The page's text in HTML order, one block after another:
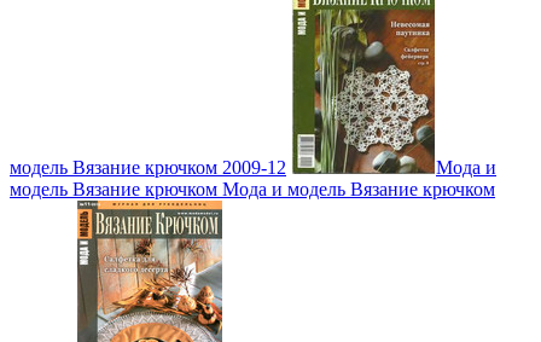
модель Вязание крючком 2009-12
Мода и
модель Вязание крючком Мода и модель Вязание крючком